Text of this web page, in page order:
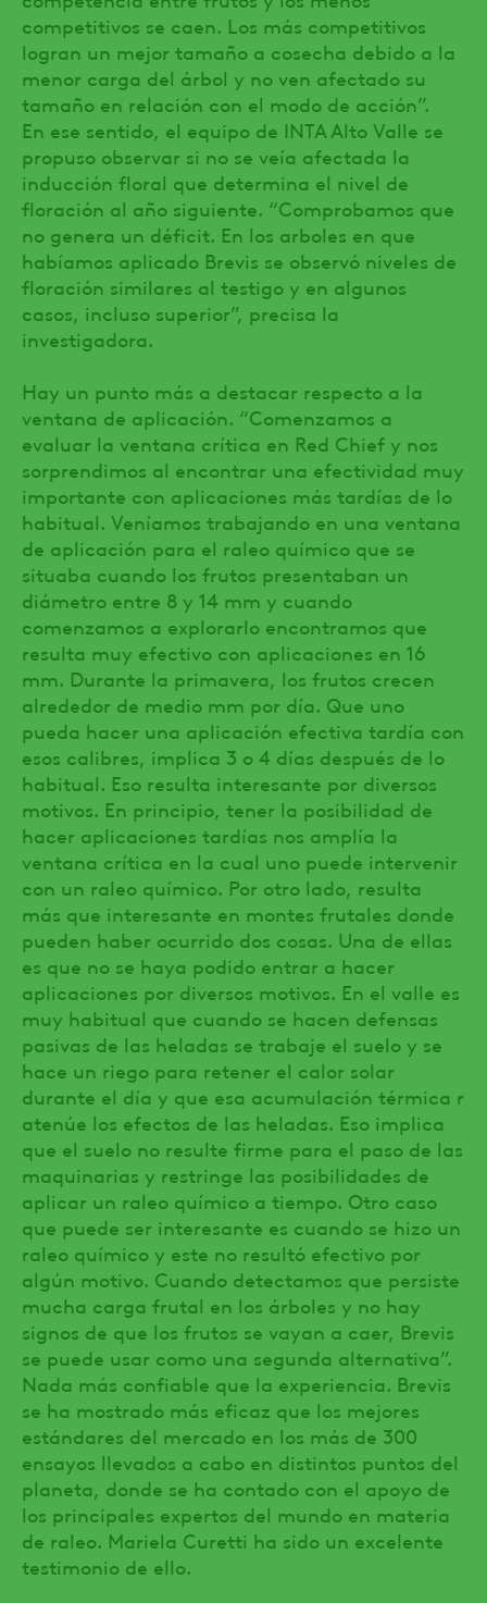
competitivos se caen. Los más competitivos
logran un mejor tamaño a cosecha debido a la
menor carga del árbol y no ven afectado su
tamaño en relación con el modo de acción”.
En ese sentido, el equipo de INTA Alto Valle se
propuso observar si no se veía afectada la
inducción floral que determina el nivel de
floración al año siguiente. “Comprobamos que
no genera un déficit. En los arboles en que
habíamos aplicado Brevis se observó niveles de
floración similares al testigo y en algunos
casos, incluso superior”, precisa la
investigadora.
Hay un punto más a destacar respecto a la
ventana de aplicación. “Comenzamos a
evaluar la ventana crítica en Red Chief y nos
sorprendimos al encontrar una efectividad muy
importante con aplicaciones más tardías de lo
habitual. Veníamos trabajando en una ventana
de aplicación para el raleo químico que se
situaba cuando los frutos presentaban un
diámetro entre 8 y 14 mm y cuando
comenzamos a explorarlo encontramos que
resulta muy efectivo con aplicaciones en 16
mm. Durante la primavera, los frutos crecen
alrededor de medio mm por día. Que uno
pueda hacer una aplicación efectiva tardía con
esos calibres, implica 3 o 4 días después de lo
habitual. Eso resulta interesante por diversos
motivos. En principio, tener la posibilidad de
hacer aplicaciones tardías nos amplía la
ventana crítica en la cual uno puede intervenir
con un raleo químico. Por otro lado, resulta
más que interesante en montes frutales donde
pueden haber ocurrido dos cosas. Una de ellas
es que no se haya podido entrar a hacer
aplicaciones por diversos motivos. En el valle es
muy habitual que cuando se hacen defensas
pasivas de las heladas se trabaje el suelo y se
hace un riego para retener el calor solar
durante el día y que esa acumulación térmica r
atenúe los efectos de las heladas. Eso implica
que el suelo no resulte firme para el paso de las
maquinarias y restringe las posibilidades de
aplicar un raleo químico a tiempo. Otro caso
que puede ser interesante es cuando se hizo un
raleo químico y este no resultó efectivo por
algún motivo. Cuando detectamos que persiste
mucha carga frutal en los árboles y no hay
signos de que los frutos se vayan a caer, Brevis
se puede usar como una segunda alternativa”.
Nada más confiable que la experiencia. Brevis
se ha mostrado más eficaz que los mejores
estándares del mercado en los más de 300
ensayos llevados a cabo en distintos puntos del
planeta, donde se ha contado con el apoyo de
los principales expertos del mundo en materia
de raleo. Mariela Curetti ha sido un excelente
testimonio de ello.